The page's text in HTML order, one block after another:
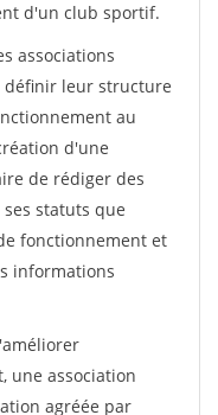
d'un club sportif.
associations
leur structure
au
d'une
de rédiger des
statuts que
fonctionnement et
informations
une association
agréée par